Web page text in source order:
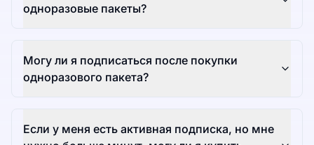
одноразовые пакеты?
Могу ли я подписаться после покупки
одноразового пакета?
Если у меня есть активная подписка, но мне